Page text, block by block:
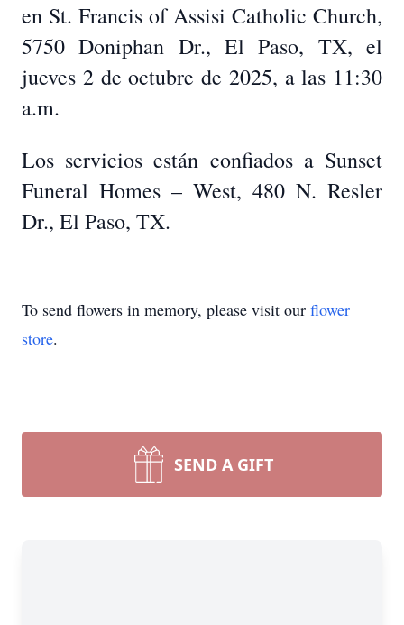
en St. Francis of Assisi Catholic Church,
5750 Doniphan Dr., El Paso, TX, el
jueves 2 de octubre de 2025, a las 11:30
a.m.
Los servicios están confiados a Sunset
Funeral Homes – West, 480 N. Resler
Dr., El Paso, TX.
To send flowers in memory, please visit our flower
store.
SEND A GIFT